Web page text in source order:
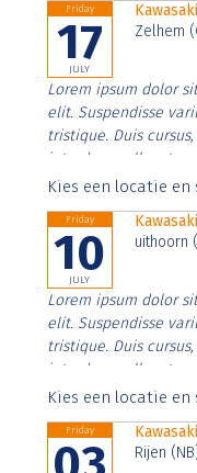
Friday
17
JULY
Zelhem
Lorem ipsum dolor
elit. Suspendisse
tristique. Duis
interdum nulla, ut
Aenean faucibus
Kies een locatie
Friday
10
JULY
uithoorn
Lorem ipsum dolor
elit. Suspendisse
tristique. Duis
interdum nulla, ut
Aenean faucibus
Kies een locatie
Friday
Rijen